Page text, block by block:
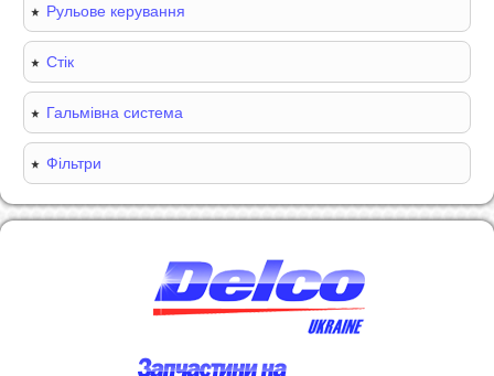
Рульове керування
Стік
Гальмівна система
Фільтри